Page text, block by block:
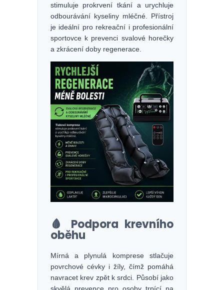
stimuluje prokrvení tkání a urychluje
odbourávání kyseliny mléčné. Přístroj
je ideální pro rekreační i profesionální
sportovce k prevenci svalové horečky
a zkrácení doby regenerace.
🩸 Podpora krevního
oběhu
Mírná a plynulá komprese stlačuje
povrchové cévky i žíly, čímž pomáhá
navracet krev zpět k srdci. Působí jako